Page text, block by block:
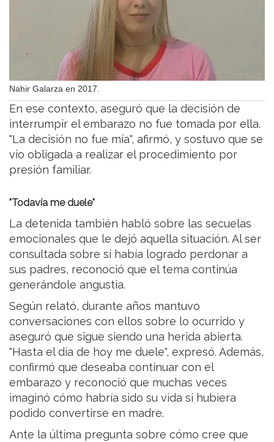
Nahir Galarza en 2017.
En ese contexto, aseguró que la decisión de
interrumpir el embarazo no fue tomada por ella.
"La decisión no fue mía", afirmó, y sostuvo que se
vio obligada a realizar el procedimiento por
presión familiar.
"Todavía me duele"
La detenida también habló sobre las secuelas
emocionales que le dejó aquella situación. Al ser
consultada sobre si había logrado perdonar a
sus padres, reconoció que el tema continúa
generándole angustia.
Según relató, durante años mantuvo
conversaciones con ellos sobre lo ocurrido y
aseguró que sigue siendo una herida abierta.
"Hasta el día de hoy me duele", expresó. Además,
confirmó que deseaba continuar con el
embarazo y reconoció que muchas veces
imaginó cómo habría sido su vida si hubiera
podido convertirse en madre.
Ante la última pregunta sobre cómo cree que